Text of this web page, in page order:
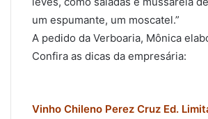
um espumante, um moscatel.”
A pedido da Verboaria, Mônica
Confira as dicas da empresária:
Vinho Chileno Perez Cruz Ed.